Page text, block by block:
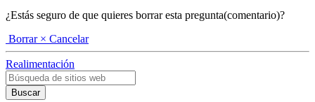
¿Estás seguro de que quieres borrar esta pregunta(comentario)?
Borrar × Cancelar
Realimentación